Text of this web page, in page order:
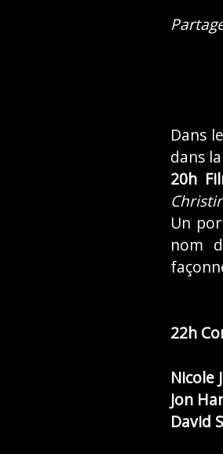
Dans
dans
20h
Un
nom
22h
Nicole
Jon
David